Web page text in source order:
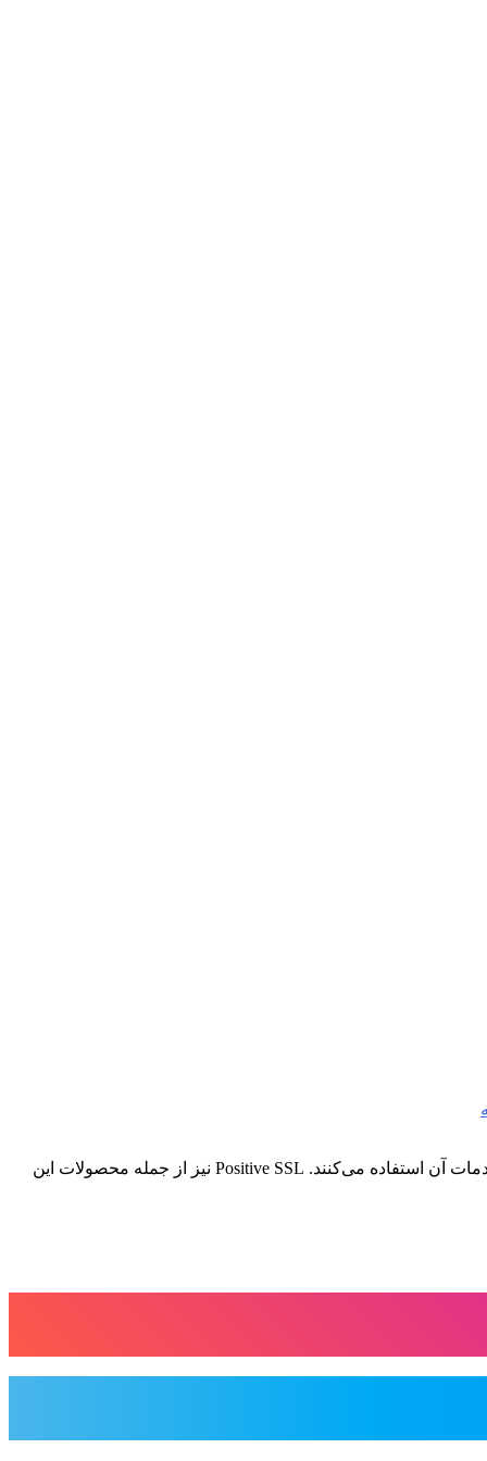
شرکت Comodo از شرکت های بسیار مطرح فعال در ارائه انواع گواهینامه‌های امنیتی SSL است که بسیاری از وبسایت‌های مطرح دنیا از خدمات آن استفاده می‌کنند. Positive SSL نیز از جمله محصولات این